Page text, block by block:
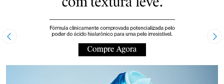
Imagem Anterior